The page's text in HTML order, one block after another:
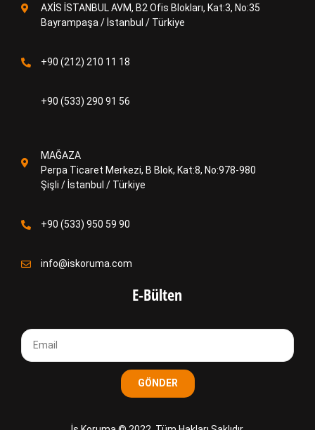
AXİS İSTANBUL AVM, B2 Ofis Blokları, Kat:3, No:35
Bayrampaşa / İstanbul / Türkiye
+90 (212) 210 11 18
+90 (533) 290 91 56
MAĞAZA
Perpa Ticaret Merkezi, B Blok, Kat:8, No:978-980
Şişli / İstanbul / Türkiye
+90 (533) 950 59 90
info@iskoruma.com
E-Bülten
GÖNDER